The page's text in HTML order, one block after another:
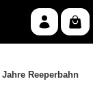
Jahre Reeperbahn